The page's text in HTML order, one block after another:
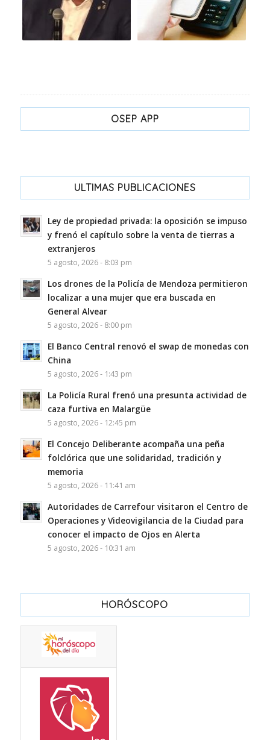
OSEP APP
ULTIMAS PUBLICACIONES
Ley de propiedad privada: la oposición se impuso
y frenó el capítulo sobre la venta de tierras a
extranjeros
5 agosto, 2026 - 8:03 pm
Los drones de la Policía de Mendoza permitieron
localizar a una mujer que era buscada en
General Alvear
5 agosto, 2026 - 8:00 pm
El Banco Central renovó el swap de monedas con
China
5 agosto, 2026 - 1:43 pm
La Policía Rural frenó una presunta actividad de
caza furtiva en Malargüe
5 agosto, 2026 - 12:45 pm
El Concejo Deliberante acompaña una peña
folclórica que une solidaridad, tradición y
memoria
5 agosto, 2026 - 11:41 am
Autoridades de Carrefour visitaron el Centro de
Operaciones y Videovigilancia de la Ciudad para
conocer el impacto de Ojos en Alerta
5 agosto, 2026 - 10:31 am
HORÓSCOPO